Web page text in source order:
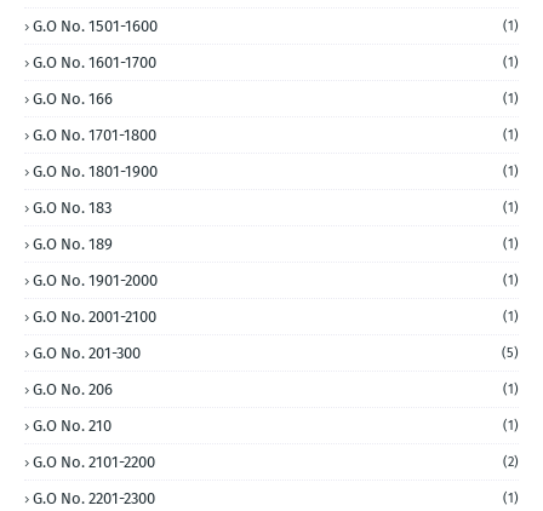
G.O No. 1501-1600 (1)
G.O No. 1601-1700 (1)
G.O No. 166 (1)
G.O No. 1701-1800 (1)
G.O No. 1801-1900 (1)
G.O No. 183 (1)
G.O No. 189 (1)
G.O No. 1901-2000 (1)
G.O No. 2001-2100 (1)
G.O No. 201-300 (5)
G.O No. 206 (1)
G.O No. 210 (1)
G.O No. 2101-2200 (2)
G.O No. 2201-2300 (1)